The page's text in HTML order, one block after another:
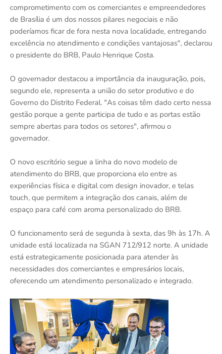
comprometimento com os comerciantes e empreendedores
de Brasília é um dos nossos pilares negociais e não
poderíamos ficar de fora nesta nova localidade, entregando
excelência no atendimento e condições vantajosas", declarou
o presidente do BRB, Paulo Henrique Costa.
O governador destacou a importância da inauguração, pois,
segundo ele, representa a união do setor produtivo e do
Governo do Distrito Federal. "As coisas têm dado certo nessa
gestão porque a gente participa de tudo e as portas estão
sempre abertas para todos os setores", afirmou o
governador.
O novo escritório segue a linha do novo modelo de
atendimento do BRB, que proporciona elo entre as
experiências física e digital com design inovador, e telas
touch, que permitem a integração dos canais, além de
espaço para café com aroma personalizado do BRB.
O funcionamento será de segunda à sexta, das 9h às 17h. A
unidade está localizada na SGAN 712/912 norte. A unidade
está estrategicamente posicionada para atender às
necessidades dos comerciantes e empresários locais,
oferecendo um atendimento personalizado e integrado.